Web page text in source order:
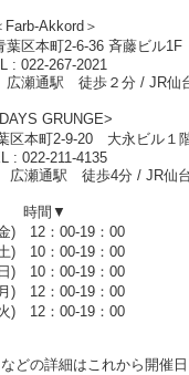
Farb-Akkord＞
葉区本町2-6-36 斉藤ビル1F
: 022-267-2021
瀬通駅 徒歩２分 / JR仙
GRUNGE>
区本町2-9-20 大永ビル１
: 022-211-4135
広瀬通駅 徒歩4分 / JR仙
時間▼
) 12：00-19：00
) 10：00-19：00
) 10：00-19：00
) 12：00-19：00
) 12：00-19：00
どの詳細はこれから開催